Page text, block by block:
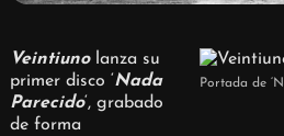
Portada de
Veintiunolanza su
primer disco ‘Nada
Parecido‘, grabado
de forma